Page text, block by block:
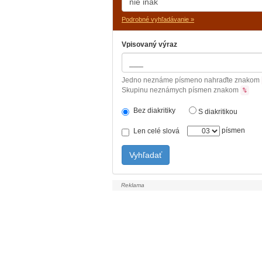
Podrobné vyhľadávanie »
Vpisovaný výraz
Jedno neznáme písmeno nahraďte znakom
Skupinu neznámych písmen znakom %
Bez diakritiky S diakritikou
Len celé slová písmen
Vyhľadať